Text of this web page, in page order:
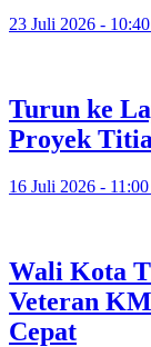
23 Juli 2026 -
Turun ke
Proyek
16 Juli 2026 -
​Wali Kota
Veteran
Cepat